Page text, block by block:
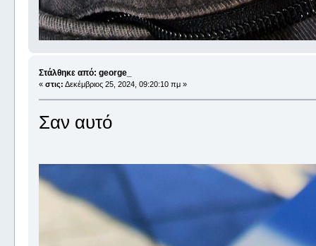
Στάλθηκε από: george_
« στις: Δεκέμβριος 25, 2024, 09:20:10 πμ »
Σαν αυτό